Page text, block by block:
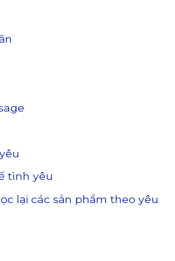
tình yêu
lại các sản phẩm theo yêu